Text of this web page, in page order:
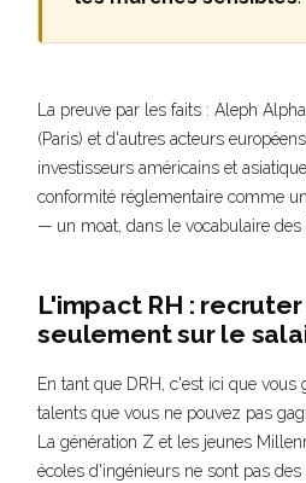
La preuve par les faits : Aleph
(Paris) et d'autres acteurs
investisseurs américains et
conformité réglementaire comme
— un moat, dans le vocabulaire des
L'impact RH :
seulement sur le
En tant que DRH, c'est ici que vous
talents que vous ne pouvez pas
La génération Z et les jeunes
écoles d'ingénieurs ne sont pas